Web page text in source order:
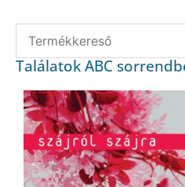
Találatok ABC